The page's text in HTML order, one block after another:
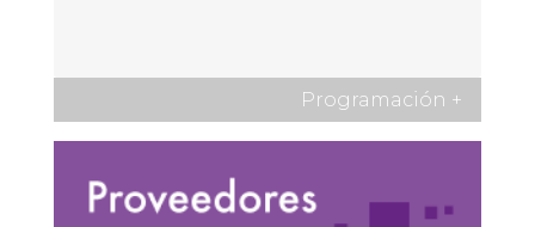
Programación +